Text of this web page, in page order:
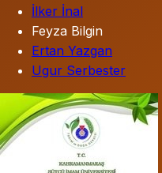
İlker İnal
Feyza Bilgin
Ertan Yazgan
Ugur Serbester